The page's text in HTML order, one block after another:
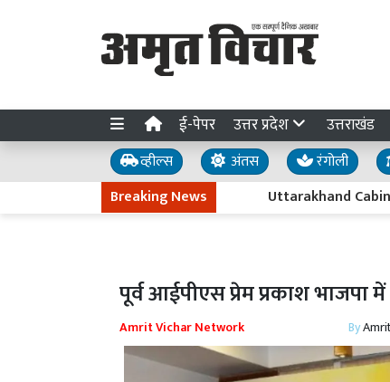
ई-पेपर उत्तर प्रदेश उत्तराखंड
व्हील्स अंतस रंगोली
Breaking News
Uttarakhand Cabinet
पूर्व आईपीएस प्रेम प्रकाश भाजपा
Amrit Vichar Network By